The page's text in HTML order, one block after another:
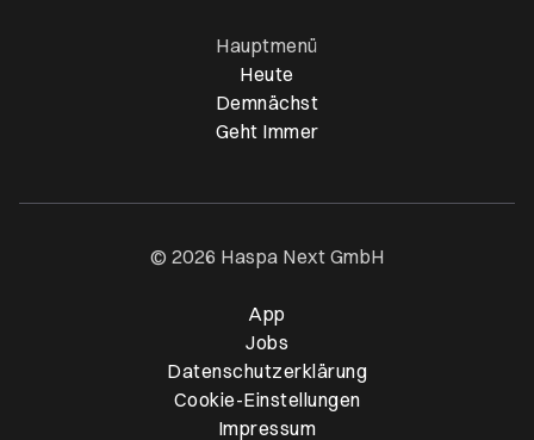
Hauptmenü
Heute
Demnächst
Geht Immer
© 2026 Haspa Next GmbH
App
Jobs
Datenschutzerklärung
Cookie-Einstellungen
Impressum